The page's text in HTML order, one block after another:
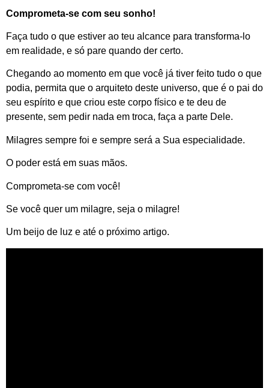
Comprometa-se com seu sonho!
Faça tudo o que estiver ao teu alcance para transforma-lo
em realidade, e só pare quando der certo.
Chegando ao momento em que você já tiver feito tudo o que
podia, permita que o arquiteto deste universo, que é o pai do
seu espírito e que criou este corpo físico e te deu de
presente, sem pedir nada em troca, faça a parte Dele.
Milagres sempre foi e sempre será a Sua especialidade.
O poder está em suas mãos.
Comprometa-se com você!
Se você quer um milagre, seja o milagre!
Um beijo de luz e até o próximo artigo.